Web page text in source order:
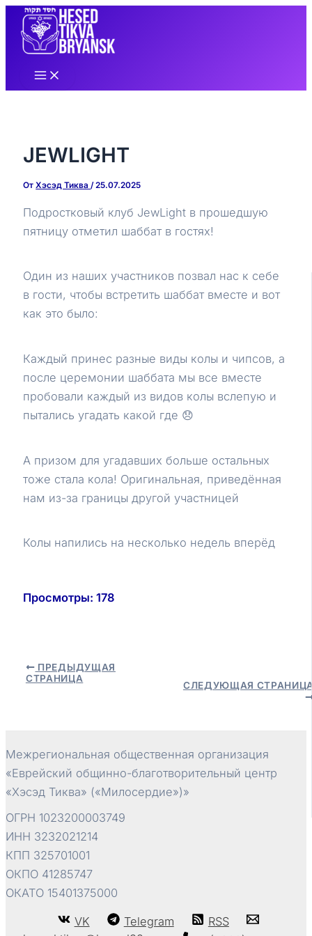
Перейти
содержимому
Main
JEWLIGHT
ОтХэсэд Тиква/25.07.2025
Подростковый клуб JewLight в прошедшую
пятницу отметил шаббат в гостях!
Один из наших участников позвал нас к себе
в гости, чтобы встретить шаббат вместе и вот
как это было:
Каждый принес разные виды колы и чипсов, а
после церемонии шаббата мы все вместе
пробовали каждый из видов колы вслепую и
пытались угадать какой где 😞
А призом для угадавших больше остальных
тоже стала кола! Оригинальная, приведённая
нам из-за границы другой участницей
Колы напились на несколько недель вперёд
Просмотры: 178
Навигация
ПРЕДЫДУЩАЯ
СТРАНИЦА
СЛЕДУЮЩАЯ
Межрегиональная общественная организация
«Еврейский общинно-благотворительный центр
«Хэсэд Тиква» («Милосердие»)»
ОГРН 1023200003749
ИНН 3232021214
КПП 325701001
ОКПО 41285747
ОКАТО 15401375000
VK Telegram
RSS